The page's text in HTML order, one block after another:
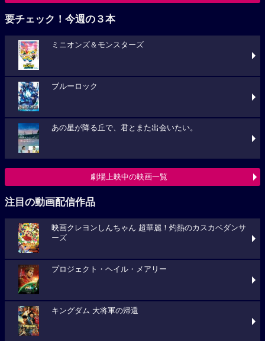
要チェック！今週の３本
ミニオンズ＆モンスターズ
ブルーロック
あの星が降る丘で、君とまた出会いたい。
劇場上映中の映画一覧
注目の動画配信作品
映画クレヨンしんちゃん 超華麗！灼熱のカスカベダンサ
ーズ
プロジェクト・ヘイル・メアリー
キングダム 大将軍の帰還